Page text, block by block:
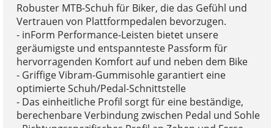
Robuster MTB-Schuh für Biker, die das Gefühl und
Vertrauen von Plattformpedalen bevorzugen.
- inForm Performance-Leisten bietet unsere
geräumigste und entspannteste Passform für
hervorragenden Komfort auf und neben dem Bike
- Griffige Vibram-Gummisohle garantiert eine
optimierte Schuh/Pedal-Schnittstelle
- Das einheitliche Profil sorgt für eine beständige,
berechenbare Verbindung zwischen Pedal und Sohle